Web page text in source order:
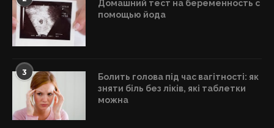
Домашний тест на беременность с
помощью йода
3
Болить голова під час вагітності: як
зняти біль без ліків, які таблетки
можна